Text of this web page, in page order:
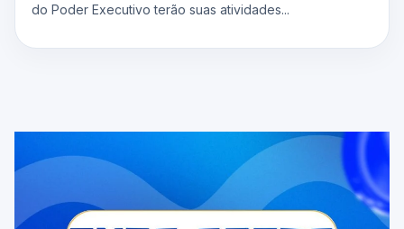
do Poder Executivo terão suas atividades...